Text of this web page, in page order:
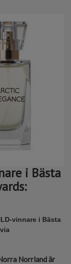
i Bästa
vinnare i Bästa
Norrland är